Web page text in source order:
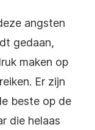
angsten
gedaan,
maken op
Er zijn
beste op de
die helaas